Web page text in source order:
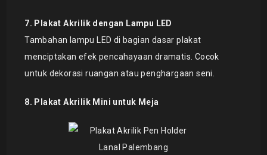
7. Plakat Akrilik dengan Lampu LED
Tambahan lampu LED di bagian dasar plakat
menciptakan efek pencahayaan dramatis. Cocok
untuk dekorasi ruangan atau penghargaan seni.
8. Plakat Akrilik Mini untuk Meja